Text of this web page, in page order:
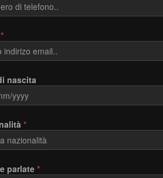
*
nascita
*
parlate *